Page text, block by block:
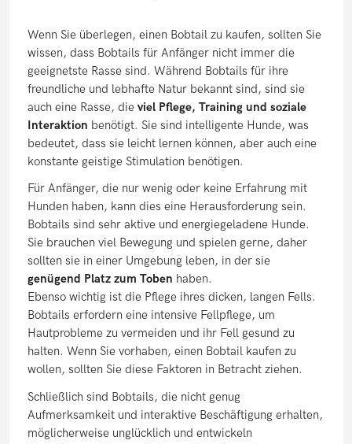
Wenn Sie überlegen, einen Bobtail zu kaufen, sollten Sie
wissen, dass Bobtails für Anfänger nicht immer die
geeignetste Rasse sind. Während Bobtails für ihre
freundliche und lebhafte Natur bekannt sind, sind sie
auch eine Rasse, die viel Pflege, Training und soziale
Interaktion benötigt. Sie sind intelligente Hunde, was
bedeutet, dass sie leicht lernen können, aber auch eine
konstante geistige Stimulation benötigen.
Für Anfänger, die nur wenig oder keine Erfahrung mit
Hunden haben, kann dies eine Herausforderung sein.
Bobtails sind sehr aktive und energiegeladene Hunde.
Sie brauchen viel Bewegung und spielen gerne, daher
sollten sie in einer Umgebung leben, in der sie
genügend Platz zum Toben haben.
Ebenso wichtig ist die Pflege ihres dicken, langen Fells.
Bobtails erfordern eine intensive Fellpflege, um
Hautprobleme zu vermeiden und ihr Fell gesund zu
halten. Wenn Sie vorhaben, einen Bobtail kaufen zu
wollen, sollten Sie diese Faktoren in Betracht ziehen.
Schließlich sind Bobtails, die nicht genug
Aufmerksamkeit und interaktive Beschäftigung erhalten,
möglicherweise unglücklich und entwickeln